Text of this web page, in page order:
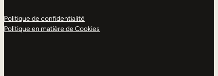
Politique de confidentialité
Politique en matière de Cookies